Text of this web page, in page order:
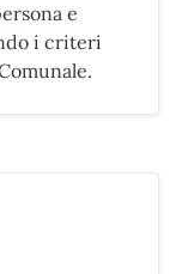
e
i criteri